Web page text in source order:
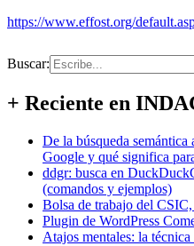
https://www.effost.org/
Buscar:
+ Reciente en
De la búsqueda
Google y qué significa
ddgr: busca en
(comandos y ejemplos)
Bolsa de trabajo del
Plugin de WordPress
Atajos mentales: la